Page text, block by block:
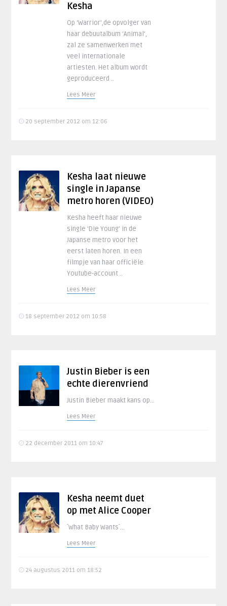
Kesha
Op ‘Warrior’,de opvolger van
haar debuutalbum ‘Animal’,
zal ze samenwerken met
veel internationale
artiesten. Het album wordt
geproduceerd ..
Lees Meer
20 september 2012 om 12:06
Kesha laat nieuwe
single in Japanse
metro horen (VIDEO)
Kesha heeft haar nieuwe
single ‘Die Young’ in de
Japanse metro voor het
eerst laten horen. In een
filmpje van haar officiële
Youtube-account ..
Lees Meer
18 september 2012 om 10:58
Justin Bieber is een
echte dierenvriend
Justin Bieber maakt kans op...
Lees Meer
22 december 2011 om 10:47
Kesha neemt duet
op met Alice Cooper
´What Baby Wants´...
Lees Meer
24 augustus 2011 om 18:52